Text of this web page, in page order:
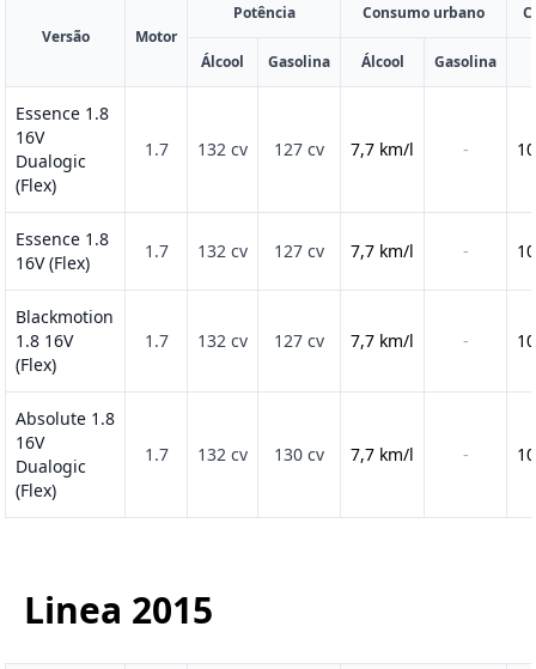
Versão Motor
Potência Consumo urbano
Álcool Gasolina Álcool Gasolina
Essence 1.8
16V
Dualogic
(Flex)
1.7 132 cv 127 cv 7,7 km/l -
Essence 1.8
16V (Flex)
1.7 132 cv 127 cv 7,7 km/l -
Blackmotion
1.8 16V
(Flex)
1.7 132 cv 127 cv 7,7 km/l -
Absolute 1.8
16V
Dualogic
(Flex)
1.7 132 cv 130 cv 7,7 km/l -
Linea 2015